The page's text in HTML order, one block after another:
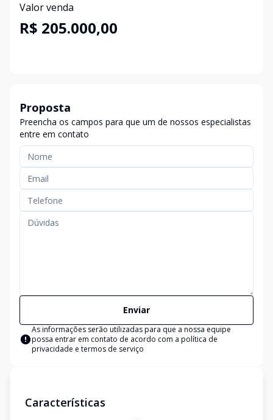
Valor venda
R$ 205.000,00
Proposta
Preencha os campos para que um de nossos especialistas
entre em contato
Enviar
As informações serão utilizadas para que a nossa equipe
possa entrar em contato de acordo com a política de
privacidade e termos de serviço
Características